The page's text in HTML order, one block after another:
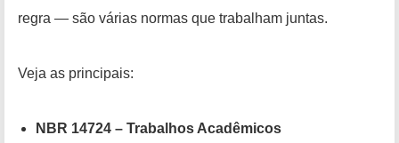
regra — são várias normas que trabalham juntas.
Veja as principais:
NBR 14724 – Trabalhos Acadêmicos